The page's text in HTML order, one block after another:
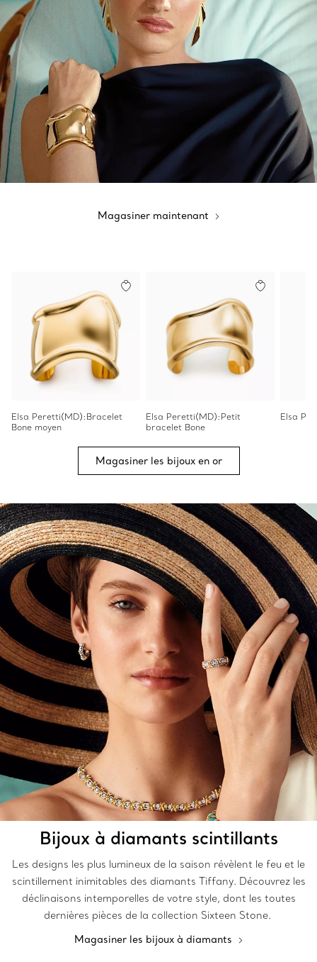
Magasiner maintenant
Elsa Peretti(MD):Bracelet
Bone moyen
Elsa Peretti(MD):Petit
bracelet Bone
Elsa
Magasiner les bijoux en or
Bijoux à diamants scintillants
Les designs les plus lumineux de la saison révèlent le feu et le
scintillement inimitables des diamants Tiffany. Découvrez les
déclinaisons intemporelles de votre style, dont les toutes
dernières pièces de la collection Sixteen Stone.
Magasiner les bijoux à diamants